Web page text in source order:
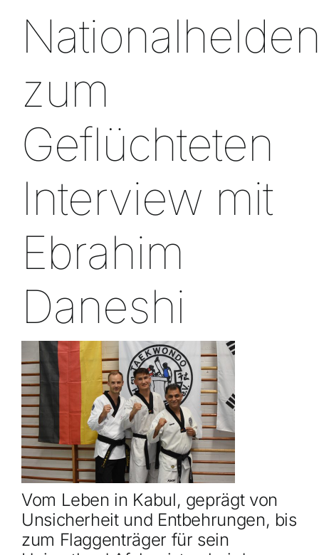
zum
Geflüchteten
Interview mit
Ebrahim
Daneshi
Vom Leben in Kabul, geprägt von
Unsicherheit und Entbehrungen, bis
zum Flaggenträger für sein